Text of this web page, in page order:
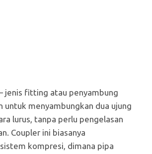
jenis fitting atau penyambung
untuk menyambungkan dua ujung
lurus, tanpa perlu pengelasan
Coupler ini biasanya
kompresi, dimana pipa